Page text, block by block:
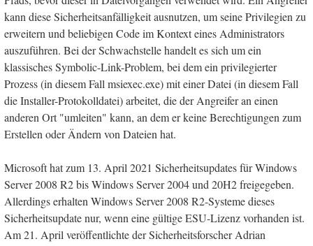
kann diese Sicherheitsanfälligkeit ausnutzen, um seine Privilegien zu
erweitern und beliebigen Code im Kontext eines Administrators
auszuführen. Bei der Schwachstelle handelt es sich um ein
klassisches Symbolic-Link-Problem, bei dem ein privilegierter
Prozess (in diesem Fall msiexec.exe) mit einer Datei (in diesem Fall
die Installer-Protokolldatei) arbeitet, die der Angreifer an einen
anderen Ort "umleiten" kann, an dem er keine Berechtigungen zum
Erstellen oder Ändern von Dateien hat.
Microsoft hat zum 13. April 2021 Sicherheitsupdates für Windows
Server 2008 R2 bis Windows Server 2004 und 20H2 freigegeben.
Allerdings erhalten Windows Server 2008 R2-Systeme dieses
Sicherheitsupdate nur, wenn eine gültige ESU-Lizenz vorhanden ist.
Am 21. April veröffentlichte der Sicherheitsforscher Adrian